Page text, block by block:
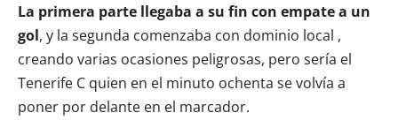
La primera parte llegaba a su fin con empate a un
gol, y la segunda comenzaba con dominio local ,
creando varias ocasiones peligrosas, pero sería el
Tenerife C quien en el minuto ochenta se volvía a
poner por delante en el marcador.